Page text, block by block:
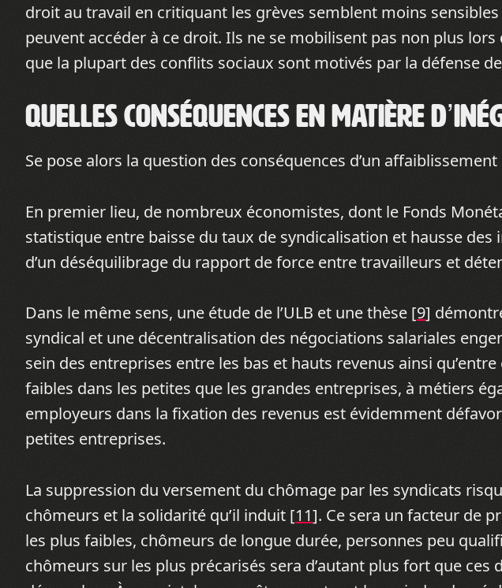
droit au travail en critiquant les grèves semblent moins
peuvent accéder à ce droit. Ils ne se mobilisent pas non plus
que la plupart des conflits sociaux sont motivés par la défense de
Quelles conséquences en matière
Se pose alors la question des conséquences d’un
En premier lieu, de nombreux économistes, dont le Fonds
statistique entre baisse du taux de syndicalisation et hausse des
d’un déséquilibrage du rapport de force entre travailleurs et
Dans le même sens, une étude de l’ULB et une thèse [9]
syndical et une décentralisation des négociations salariales
sein des entreprises entre les bas et hauts revenus ainsi
faibles dans les petites que les grandes entreprises, à métiers
employeurs dans la fixation des revenus est évidemment
petites entreprises.
La suppression du versement du chômage par les syndicats
chômeurs et la solidarité qu’il induit [11]. Ce sera un facteur de
les plus faibles, chômeurs de longue durée, personnes peu
chômeurs sur les plus précarisés sera d’autant plus fort que